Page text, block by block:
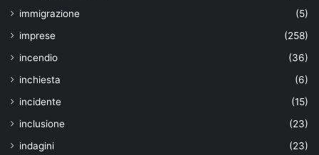
immigrazione
(5)
imprese
(258)
incendio
(36)
inchiesta
(6)
incidente
(15)
inclusione
(23)
indagini
(23)